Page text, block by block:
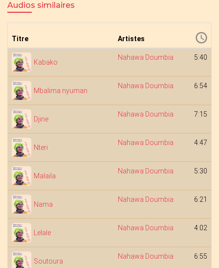
Audios similaires
Titre Artistes
Kabako
Nahawa Doumbia 5:40
Mbalima nyuman
Nahawa Doumbia 6:54
Djine
Nahawa Doumbia 7:15
Nteri
Nahawa Doumbia 4:47
Malaila
Nahawa Doumbia 5:30
Nama
Nahawa Doumbia 6:21
Lelale
Nahawa Doumbia 4:02
Soutoura
Nahawa Doumbia 6:55